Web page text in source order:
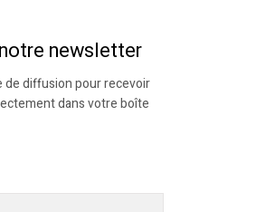
newsletter
de diffusion pour recevoir
dans votre boîte